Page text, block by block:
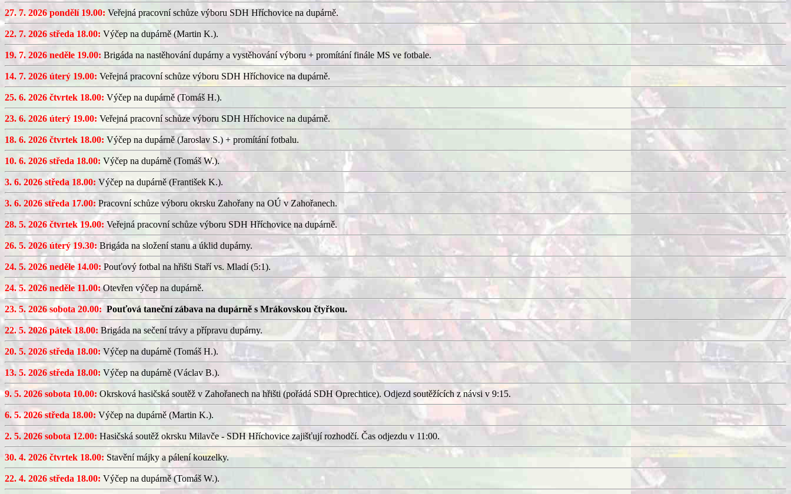
27. 7. 2026 pondělí 19.00: Veřejná pracovní schůze výboru SDH Hříchovice na dupárně.
22. 7. 2026 středa 18.00: Výčep na dupárně (Martin K.).
19. 7. 2026 neděle 19.00: Brigáda na nastěhování dupárny a vystěhování výboru + promítání finále MS ve fotbale.
14. 7. 2026 úterý 19.00: Veřejná pracovní schůze výboru SDH Hříchovice na dupárně.
25. 6. 2026 čtvrtek 18.00: Výčep na dupárně (Tomáš H.).
23. 6. 2026 úterý 19.00: Veřejná pracovní schůze výboru SDH Hříchovice na dupárně.
18. 6. 2026 čtvrtek 18.00: Výčep na dupárně (Jaroslav S.) + promítání fotbalu.
10. 6. 2026 středa 18.00: Výčep na dupárně (Tomáš W.).
3. 6. 2026 středa 18.00: Výčep na dupárně (František K.).
3. 6. 2026 středa 17.00: Pracovní schůze výboru okrsku Zahořany na OÚ v Zahořanech.
28. 5. 2026 čtvrtek 19.00: Veřejná pracovní schůze výboru SDH Hříchovice na dupárně.
26. 5. 2026 úterý 19.30: Brigáda na složení stanu a úklid dupárny.
24. 5. 2026 neděle 14.00: Pouťový fotbal na hřišti Staří vs. Mladí (5:1).
24. 5. 2026 neděle 11.00:Otevřen výčep na dupárně.
23. 5. 2026 sobota 20.00: Pouťová taneční zábava na dupárně s Mrákovskou čtyřkou.
22. 5. 2026 pátek 18.00: Brigáda na sečení trávy a přípravu dupárny.
20. 5. 2026 středa 18.00: Výčep na dupárně (Tomáš H.).
13. 5. 2026 středa 18.00: Výčep na dupárně (Václav B.).
9. 5. 2026 sobota 10.00: Okrsková hasičská soutěž v Zahořanech na hřišti (pořádá SDH Oprechtice). Odjezd soutěžících z návsi v 9:15.
6. 5. 2026 středa 18.00: Výčep na dupárně (Martin K.).
2. 5. 2026 sobota 12.00: Hasičská soutěž okrsku Milavče - SDH Hříchovice zajišťují rozhodčí. Čas odjezdu v 11:00.
30. 4. 2026 čtvrtek 18.00: Stavění májky a pálení kouzelky.
22. 4. 2026 středa 18.00: Výčep na dupárně (Tomáš W.).